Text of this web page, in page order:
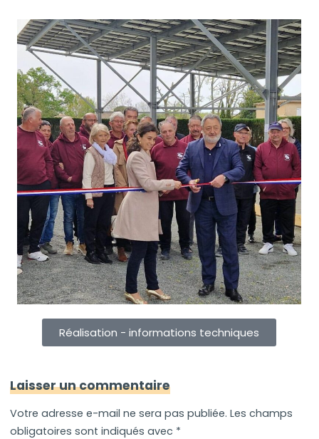
Réalisation - informations techniques
Laisser un commentaire
Votre adresse e-mail ne sera pas publiée. Les champs
obligatoires sont indiqués avec *